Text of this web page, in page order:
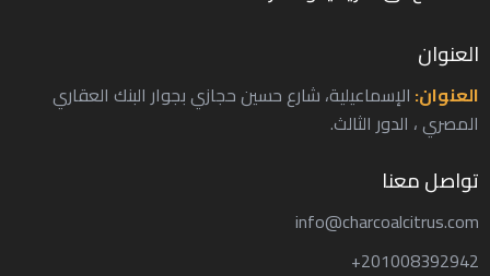
العنوان
العنوان: الإسماعيلية، شارع حسين حجازي بجوار البنك العقاري
المصري ، الدور الثالث.
تواصل معنا
info@charcoalcitrus.com
201008392942+